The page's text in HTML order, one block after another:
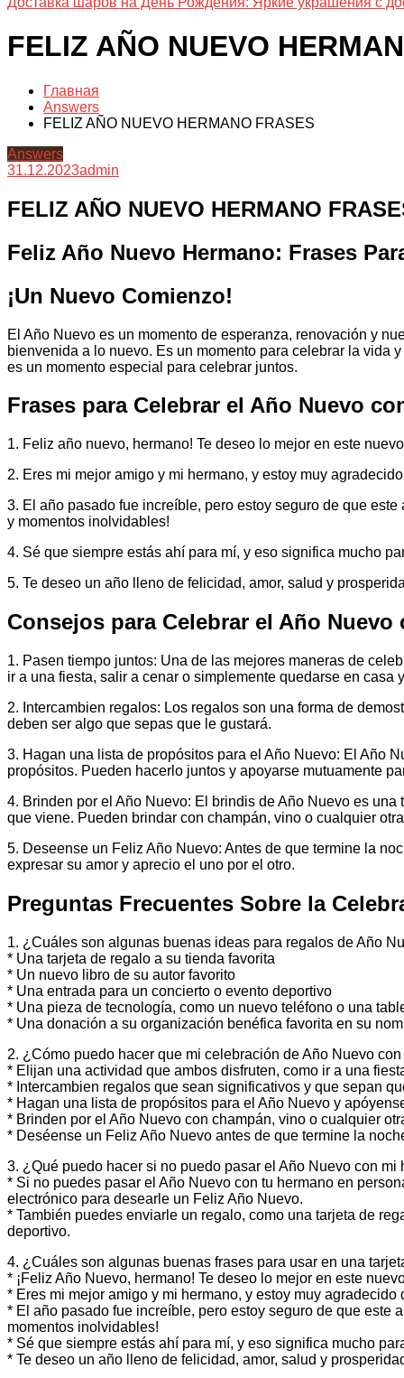
FELIZ AÑO NUEVO
Главная
Answers
FELIZ AÑO NUEVO HERMANO FRASES
Answers
31.12.2023admin
FELIZ AÑO NUEVO HERMANO
Feliz Año Nuevo Hermano: Frases
¡Un Nuevo Comienzo!
El Año Nuevo es un momento de esperanza, renovación y
bienvenida a lo nuevo. Es un momento para celebrar la vida
es un momento especial para celebrar juntos.
Frases para Celebrar el Año Nuevo
1. Feliz año nuevo, hermano! Te deseo lo mejor en este
2. Eres mi mejor amigo y mi hermano, y estoy muy
3. El año pasado fue increíble, pero estoy seguro de que
y momentos inolvidables!
4. Sé que siempre estás ahí para mí, y eso significa mucho
5. Te deseo un año lleno de felicidad, amor, salud y
Consejos para Celebrar el Año Nuevo
1. Pasen tiempo juntos: Una de las mejores maneras de
ir a una fiesta, salir a cenar o simplemente quedarse en casa
2. Intercambien regalos: Los regalos son una forma de
deben ser algo que sepas que le gustará.
3. Hagan una lista de propósitos para el Año Nuevo: El Año
propósitos. Pueden hacerlo juntos y apoyarse mutuamente
4. Brinden por el Año Nuevo: El brindis de Año Nuevo es
que viene. Pueden brindar con champán, vino o cualquier
5. Deseense un Feliz Año Nuevo: Antes de que termine la
expresar su amor y aprecio el uno por el otro.
Preguntas Frecuentes Sobre la
1. ¿Cuáles son algunas buenas ideas para regalos de Año
* Una tarjeta de regalo a su tienda favorita
* Un nuevo libro de su autor favorito
* Una entrada para un concierto o evento deportivo
* Una pieza de tecnología, como un nuevo teléfono o una
* Una donación a su organización benéfica favorita en su
2. ¿Cómo puedo hacer que mi celebración de Año Nuevo
* Elijan una actividad que ambos disfruten, como ir a una
* Intercambien regalos que sean significativos y que sepan
* Hagan una lista de propósitos para el Año Nuevo y
* Brinden por el Año Nuevo con champán, vino o cualquier
* Deséense un Feliz Año Nuevo antes de que termine la
3. ¿Qué puedo hacer si no puedo pasar el Año Nuevo con mi
* Si no puedes pasar el Año Nuevo con tu hermano en
electrónico para desearle un Feliz Año Nuevo.
* También puedes enviarle un regalo, como una tarjeta de
deportivo.
4. ¿Cuáles son algunas buenas frases para usar en una
* ¡Feliz Año Nuevo, hermano! Te deseo lo mejor en este
* Eres mi mejor amigo y mi hermano, y estoy muy agradecido
* El año pasado fue increíble, pero estoy seguro de que este
momentos inolvidables!
* Sé que siempre estás ahí para mí, y eso significa mucho
* Te deseo un año lleno de felicidad, amor, salud y